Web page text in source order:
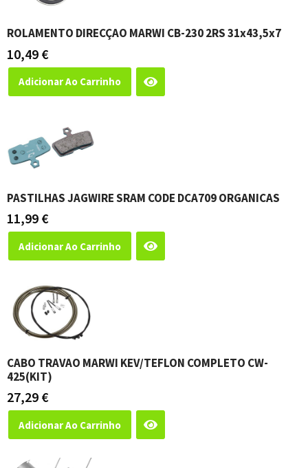
ROLAMENTO DIRECÇAO MARWI CB-230 2RS 31x43,5x7
10,49 €
Adicionar Ao Carrinho
PASTILHAS JAGWIRE SRAM CODE DCA709 ORGANICAS
11,99 €
Adicionar Ao Carrinho
CABO TRAVAO MARWI KEV/TEFLON COMPLETO CW-
425(KIT)
27,29 €
Adicionar Ao Carrinho